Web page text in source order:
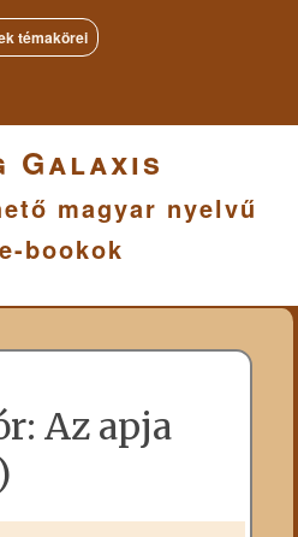
témakörei
Galaxis
magyar nyelvű
bookok
Az apja